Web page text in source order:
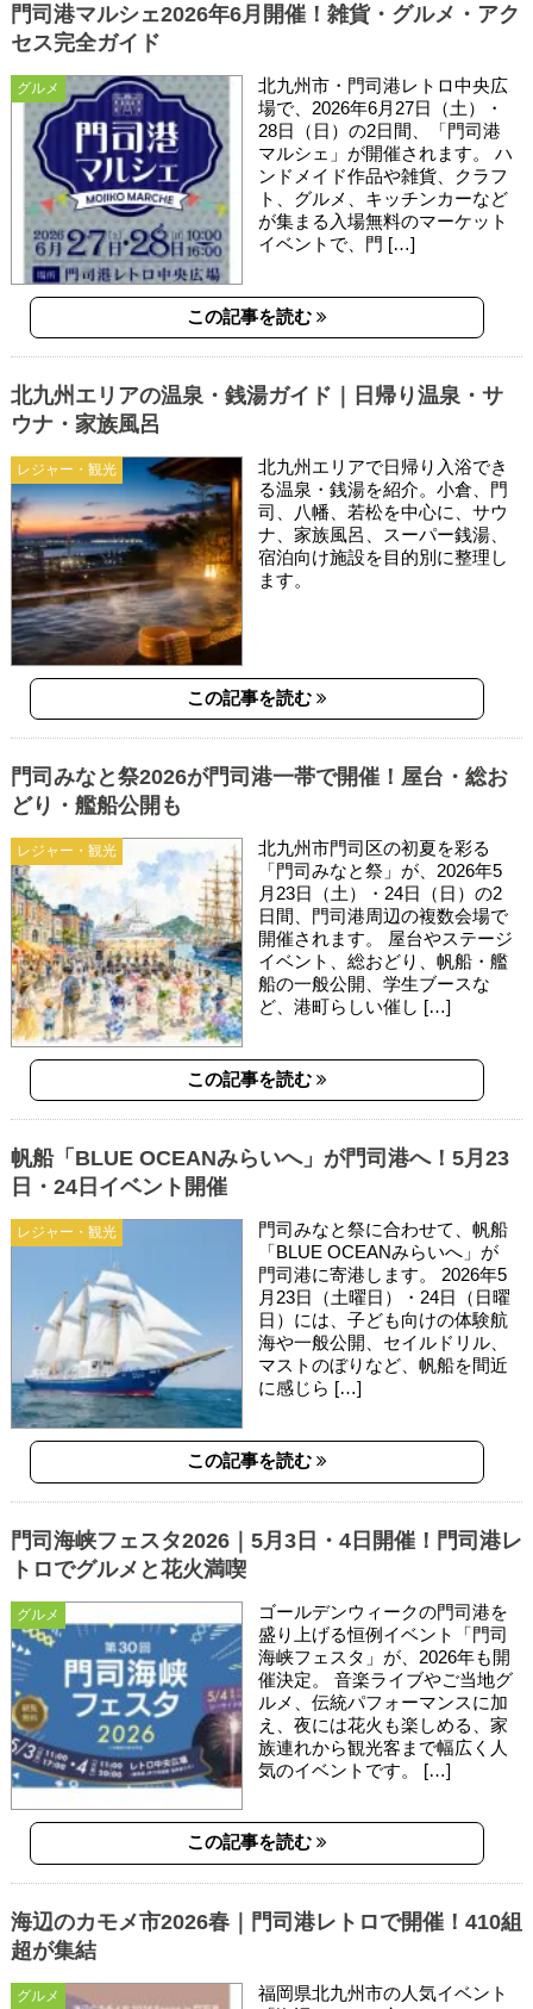
グルメ
門司港マルシェ2026年6月開催！雑貨・グルメ・アク
セス完全ガイド
北九州市・門司港レトロ中央広
場で、2026年6月27日（土）・
28日（日）の2日間、「門司港
マルシェ」が開催されます。 ハ
ンドメイド作品や雑貨、クラフ
ト、グルメ、キッチンカーなど
が集まる入場無料のマーケット
イベントで、門 […]
この記事を読む
レジャー・観光
北九州エリアの温泉・銭湯ガイド｜日帰り温泉・サ
ウナ・家族風呂
北九州エリアで日帰り入浴でき
る温泉・銭湯を紹介。小倉、門
司、八幡、若松を中心に、サウ
ナ、家族風呂、スーパー銭湯、
宿泊向け施設を目的別に整理し
ます。
この記事を読む
レジャー・観光
門司みなと祭2026が門司港一帯で開催！屋台・総お
どり・艦船公開も
北九州市門司区の初夏を彩る
「門司みなと祭」が、2026年5
月23日（土）・24日（日）の2
日間、門司港周辺の複数会場で
開催されます。 屋台やステージ
イベント、総おどり、帆船・艦
船の一般公開、学生ブースな
ど、港町らしい催し […]
この記事を読む
レジャー・観光
帆船「BLUE OCEANみらいへ」が門司港へ！5月23
日・24日イベント開催
門司みなと祭に合わせて、帆船
「BLUE OCEANみらいへ」が
門司港に寄港します。 2026年5
月23日（土曜日）・24日（日曜
日）には、子ども向けの体験航
海や一般公開、セイルドリル、
マストのぼりなど、帆船を間近
に感じら […]
この記事を読む
グルメ
門司海峡フェスタ2026｜5月3日・4日開催！門司港レ
トロでグルメと花火満喫
ゴールデンウィークの門司港を
盛り上げる恒例イベント「門司
海峡フェスタ」が、2026年も開
催決定。 音楽ライブやご当地グ
ルメ、伝統パフォーマンスに加
え、夜には花火も楽しめる、家
族連れから観光客まで幅広く人
気のイベントです。 […]
この記事を読む
グルメ
海辺のカモメ市2026春｜門司港レトロで開催！410組
超が集結
福岡県北九州市の人気イベント